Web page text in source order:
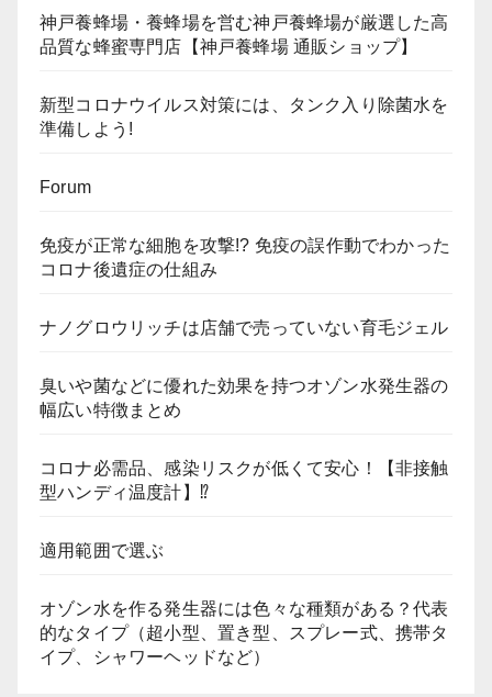
神戸養蜂場・養蜂場を営む神戸養蜂場が厳選した高
品質な蜂蜜専門店【神戸養蜂場 通販ショップ】
新型コロナウイルス対策には、タンク入り除菌水を
準備しよう!
Forum
免疫が正常な細胞を攻撃!? 免疫の誤作動でわかった
コロナ後遺症の仕組み
ナノグロウリッチは店舗で売っていない育毛ジェル
臭いや菌などに優れた効果を持つオゾン水発生器の
幅広い特徴まとめ
コロナ必需品、感染リスクが低くて安心！【非接触
型ハンディ温度計】⁉
適用範囲で選ぶ
オゾン水を作る発生器には色々な種類がある？代表
的なタイプ（超小型、置き型、スプレー式、携帯タ
イプ、シャワーヘッドなど）